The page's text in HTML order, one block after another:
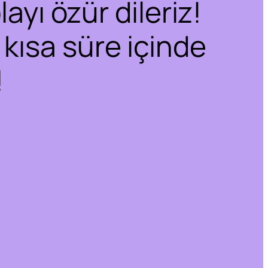
özür dileriz!
süre içinde